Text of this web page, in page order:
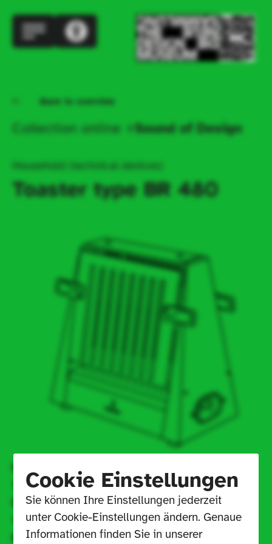
Cookie Einstellungen
Sie können Ihre Einstellungen jederzeit
unter Cookie-Einstellungen ändern. Genaue
Informationen finden Sie in unserer
Back to overview
Collection online Sound of Design
Household (technical devices)
Toaster type BR 480
Design
Werksentwurf (Pruss, Wilhelm ?)
Year of
Draft
circa 1950
Year of
Execution
1957